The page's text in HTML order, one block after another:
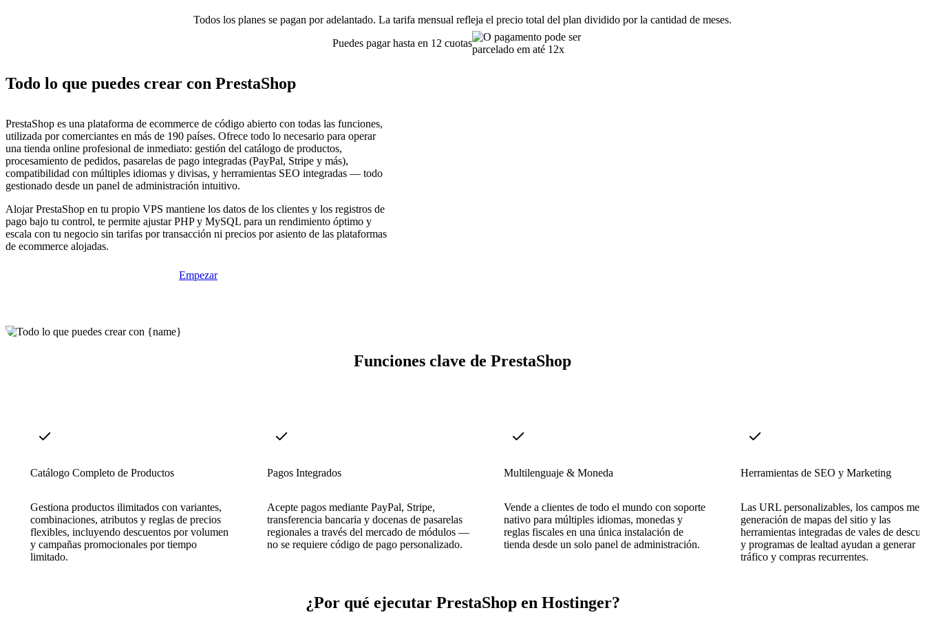
Todos los planes se pagan por adelantado. La tarifa mensual refleja el precio total del plan dividido por la cantidad de meses.
Puedes pagar hasta en 12 cuotas
Todo lo que puedes crear con PrestaShop
PrestaShop es una plataforma de ecommerce de código abierto con todas las funciones,
utilizada por comerciantes en más de 190 países. Ofrece todo lo necesario para operar
una tienda online profesional de inmediato: gestión del catálogo de productos,
procesamiento de pedidos, pasarelas de pago integradas (PayPal, Stripe y más),
compatibilidad con múltiples idiomas y divisas, y herramientas SEO integradas — todo
gestionado desde un panel de administración intuitivo.
Alojar PrestaShop en tu propio VPS mantiene los datos de los clientes y los registros de
pago bajo tu control, te permite ajustar PHP y MySQL para un rendimiento óptimo y
escala con tu negocio sin tarifas por transacción ni precios por asiento de las plataformas
de ecommerce alojadas.
Empezar
Funciones clave de PrestaShop
Catálogo Completo de Productos
Gestiona productos ilimitados con variantes,
combinaciones, atributos y reglas de precios
flexibles, incluyendo descuentos por volumen
y campañas promocionales por tiempo
limitado.
Pagos Integrados
Acepte pagos mediante PayPal, Stripe,
transferencia bancaria y docenas de pasarelas
regionales a través del mercado de módulos —
no se requiere código de pago personalizado.
Multilenguaje & Moneda
Vende a clientes de todo el mundo con soporte
nativo para múltiples idiomas, monedas y
reglas fiscales en una única instalación de
tienda desde un solo panel de administración.
Herramientas de SEO y Marketing
Las URL personalizables, los campos
generación de mapas del sitio y las
herramientas integradas de vales de
y programas de lealtad ayudan a generar
tráfico y compras recurrentes.
¿Por qué ejecutar PrestaShop en Hostinger?